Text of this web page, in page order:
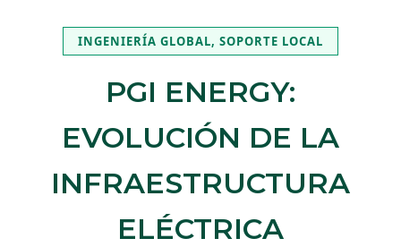
INGENIERÍA GLOBAL, SOPORTE LOCAL
PGI ENERGY:
EVOLUCIÓN DE LA
INFRAESTRUCTURA
ELÉCTRICA